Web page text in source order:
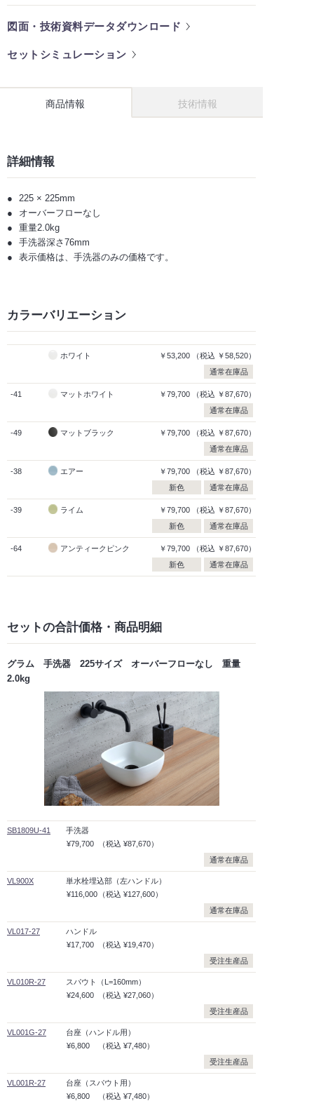
図面・技術資料データダウンロード
セットシミュレーション
商品情報 技術情報
詳細情報
225 × 225mm
オーバーフローなし
重量2.0kg
手洗器深さ76mm
表示価格は、手洗器のみの価格です。
カラーバリエーション
ホワイト ￥53,200 （税込 ￥58,520）
通常在庫品
-41 マットホワイト ￥79,700 （税込 ￥87,670）
通常在庫品
-49 マットブラック ￥79,700 （税込 ￥87,670）
通常在庫品
-38 エアー ￥79,700 （税込 ￥87,670）
新色
通常在庫品
-39 ライム ￥79,700 （税込 ￥87,670）
新色
通常在庫品
-64 アンティークピンク ￥79,700 （税込 ￥87,670）
新色
通常在庫品
セットの合計価格 ・商品明細
グラム 手洗器 225サイズ オーバーフローなし 重量
2.0kg
SB1809U-41
手洗器
¥79,700
（税込 ¥87,670）
通常在庫品
VL900X
単水栓埋込部（左ハンドル）
¥116,000 （税込 ¥127,600）
通常在庫品
VL017-27
ハンドル
¥17,700
（税込 ¥19,470）
受注生産品
VL010R-27
スパウト（L=160mm）
¥24,600
（税込 ¥27,060）
受注生産品
VL001G-27
台座（ハンドル用）
¥6,800
（税込 ¥7,480）
受注生産品
VL001R-27
台座（スパウト用）
¥6,800
（税込 ¥7,480）